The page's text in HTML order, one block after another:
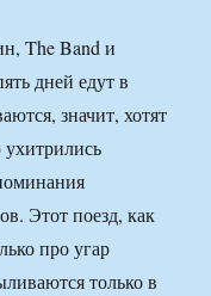
The Band и
дней едут в
значит, хотят
Этот поезд, как
про угар
только в